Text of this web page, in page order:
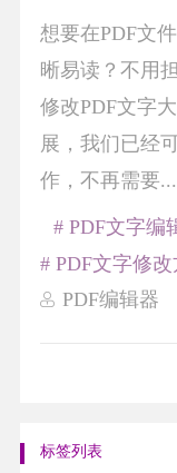
想要在PDF文
晰易读？不用
修改PDF文字
展，我们已经
作，不再需要...
PDF编辑器
# PDF文字编
# PDF文字修
标签列表